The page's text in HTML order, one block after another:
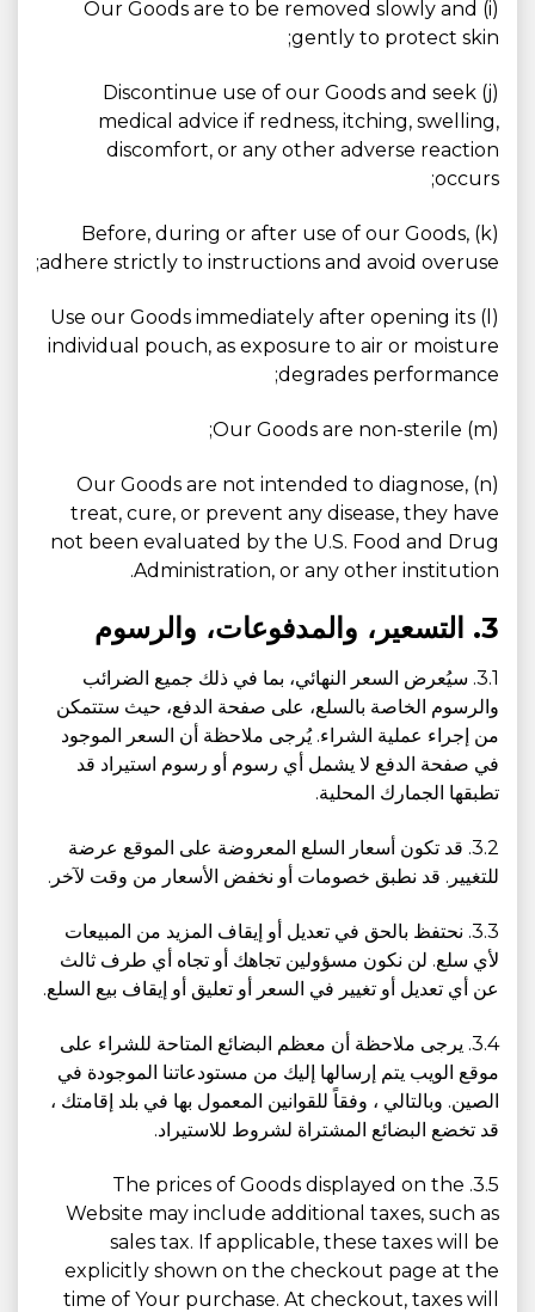
(i) Our Goods are to be removed slowly and
gently to protect skin;
(j) Discontinue use of our Goods and seek
medical advice if redness, itching, swelling,
discomfort, or any other adverse reaction
occurs;
(k) Before, during or after use of our Goods,
adhere strictly to instructions and avoid overuse;
(l) Use our Goods immediately after opening its
individual pouch, as exposure to air or moisture
degrades performance;
(m) Our Goods are non-sterile;
(n) Our Goods are not intended to diagnose,
treat, cure, or prevent any disease, they have
not been evaluated by the U.S. Food and Drug
Administration, or any other institution.
3. التسعير، والمدفوعات، والرسوم
3.1. سيُعرض السعر النهائي، بما في ذلك جميع الضرائب
والرسوم الخاصة بالسلع، على صفحة الدفع، حيث ستتمكن
من إجراء عملية الشراء. يُرجى ملاحظة أن السعر الموجود
في صفحة الدفع لا يشمل أي رسوم أو رسوم استيراد قد
تطبقها الجمارك المحلية.
3.2. قد تكون أسعار السلع المعروضة على الموقع عرضة
للتغيير. قد نطبق خصومات أو نخفض الأسعار من وقت لآخر.
3.3. نحتفظ بالحق في تعديل أو إيقاف المزيد من المبيعات
لأي سلع. لن نكون مسؤولين تجاهك أو تجاه أي طرف ثالث
عن أي تعديل أو تغيير في السعر أو تعليق أو إيقاف بيع السلع.
3.4. يرجى ملاحظة أن معظم البضائع المتاحة للشراء على
موقع الويب يتم إرسالها إليك من مستودعاتنا الموجودة في
الصين. وبالتالي ، وفقاً للقوانين المعمول بها في بلد إقامتك ،
قد تخضع البضائع المشتراة لشروط للاستيراد.
3.5. The prices of Goods displayed on the
Website may include additional taxes, such as
sales tax. If applicable, these taxes will be
explicitly shown on the checkout page at the
time of Your purchase. At checkout, taxes will